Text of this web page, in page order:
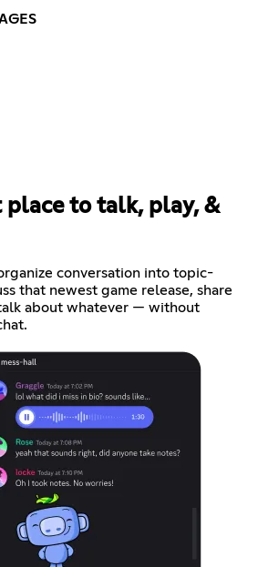
place to talk, play, &
conversation into topic-
that newest game release, share
about whatever — without